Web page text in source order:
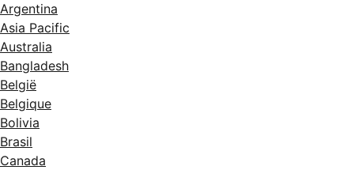
Argentina
Asia Pacific
Australia
Bangladesh
België
Belgique
Bolivia
Brasil
Canada